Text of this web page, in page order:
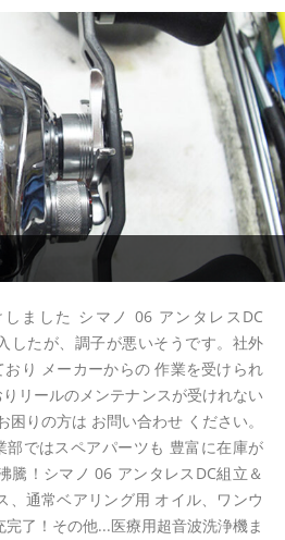
ました シマノ 06 アンタレスDC
したが、調子が悪いそうです。社外
り メーカーからの 作業を受けられ
リールのメンテナンスが受けれない
りの方は お問い合わせ ください。
部ではスペアパーツも 豊富に在庫が
騰！シマノ 06 アンタレスDC組立＆
、通常ベアリング用 オイル、ワンウ
了！その他...医療用超音波洗浄機ま